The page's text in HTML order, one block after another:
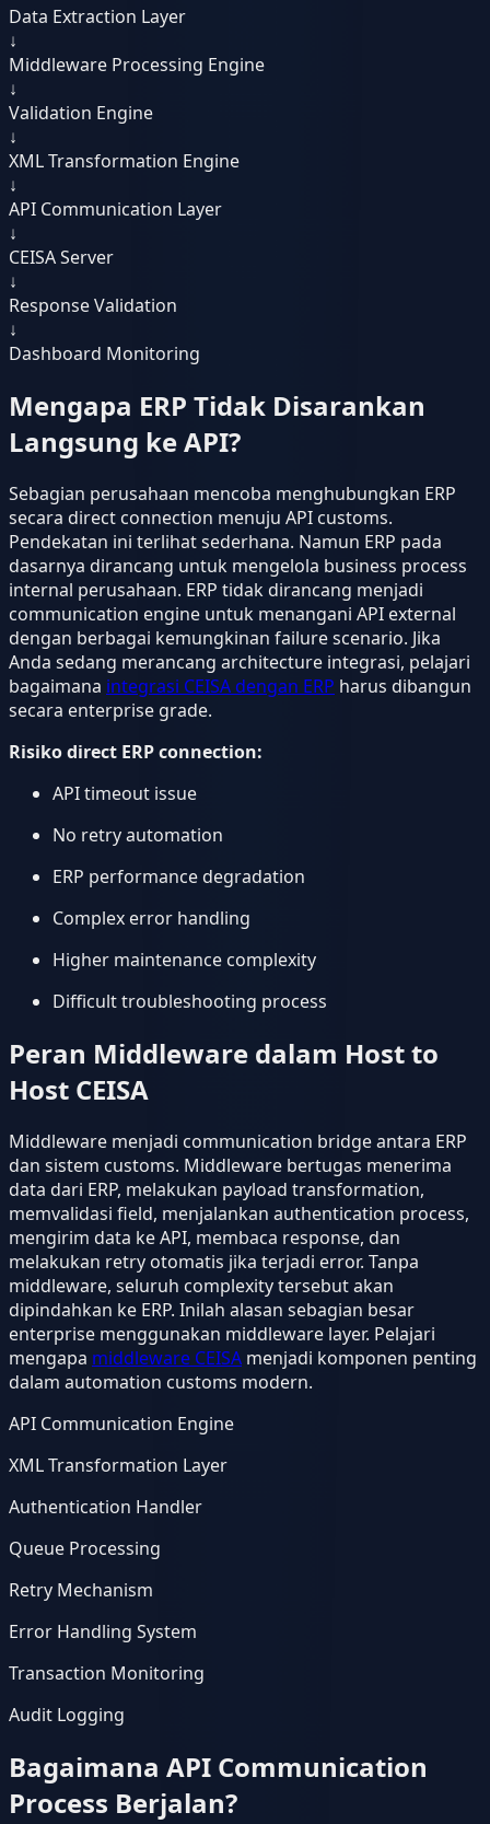
Data Extraction Layer
↓
Middleware Processing Engine
↓
Validation Engine
↓
XML Transformation Engine
↓
API Communication Layer
↓
CEISA Server
↓
Response Validation
↓
Dashboard Monitoring
Mengapa ERP Tidak Disarankan
Langsung ke API?
Sebagian perusahaan mencoba menghubungkan ERP
secara direct connection menuju API customs.
Pendekatan ini terlihat sederhana. Namun ERP pada
dasarnya dirancang untuk mengelola business process
internal perusahaan. ERP tidak dirancang menjadi
communication engine untuk menangani API external
dengan berbagai kemungkinan failure scenario. Jika
Anda sedang merancang architecture integrasi, pelajari
bagaimana integrasi CEISA dengan ERP harus dibangun
secara enterprise grade.
Risiko direct ERP connection:
API timeout issue
No retry automation
ERP performance degradation
Complex error handling
Higher maintenance complexity
Difficult troubleshooting process
Peran Middleware dalam Host to
Host CEISA
Middleware menjadi communication bridge antara ERP
dan sistem customs. Middleware bertugas menerima
data dari ERP, melakukan payload transformation,
memvalidasi field, menjalankan authentication process,
mengirim data ke API, membaca response, dan
melakukan retry otomatis jika terjadi error. Tanpa
middleware, seluruh complexity tersebut akan
dipindahkan ke ERP. Inilah alasan sebagian besar
enterprise menggunakan middleware layer. Pelajari
mengapa middleware CEISA menjadi komponen penting
dalam automation customs modern.
API Communication Engine
XML Transformation Layer
Authentication Handler
Queue Processing
Retry Mechanism
Error Handling System
Transaction Monitoring
Audit Logging
Bagaimana API Communication
Process Berjalan?